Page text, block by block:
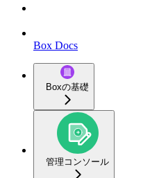
Box Docs
Boxの基礎
管理コンソール